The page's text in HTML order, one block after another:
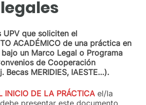
UPV que soliciten el
ACADÉMICO de una práctica en
bajo un Marco Legal o Programa
de Cooperación
Becas MERIDIES, IAESTE…).
INICIO DE LA PRÁCTICA el/la
presentar este documento